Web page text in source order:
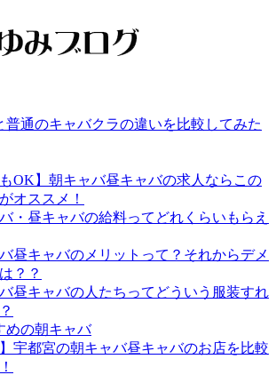
普通のキャバクラの違いを比較してみた
もOK】朝キャバ昼キャバの求人ならこの
オススメ！
・昼キャバの給料ってどれくらいもらえ
昼キャバのメリットって？それからデメ
？？
昼キャバの人たちってどういう服装すれ
めの朝キャバ
】宇都宮の朝キャバ昼キャバのお店を比較